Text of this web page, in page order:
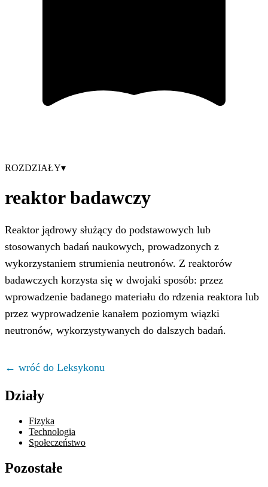
ROZDZIAŁY▾
reaktor badawczy
Reaktor jądrowy służący do podstawowych lub
stosowanych badań naukowych, prowadzonych z
wykorzystaniem strumienia neutronów. Z reaktorów
badawczych korzysta się w dwojaki sposób: przez
wprowadzenie badanego materiału do rdzenia reaktora lub
przez wyprowadzenie kanałem poziomym wiązki
neutronów, wykorzystywanych do dalszych badań.
← wróć do Leksykonu
Działy
Fizyka
Technologia
Społeczeństwo
Pozostałe